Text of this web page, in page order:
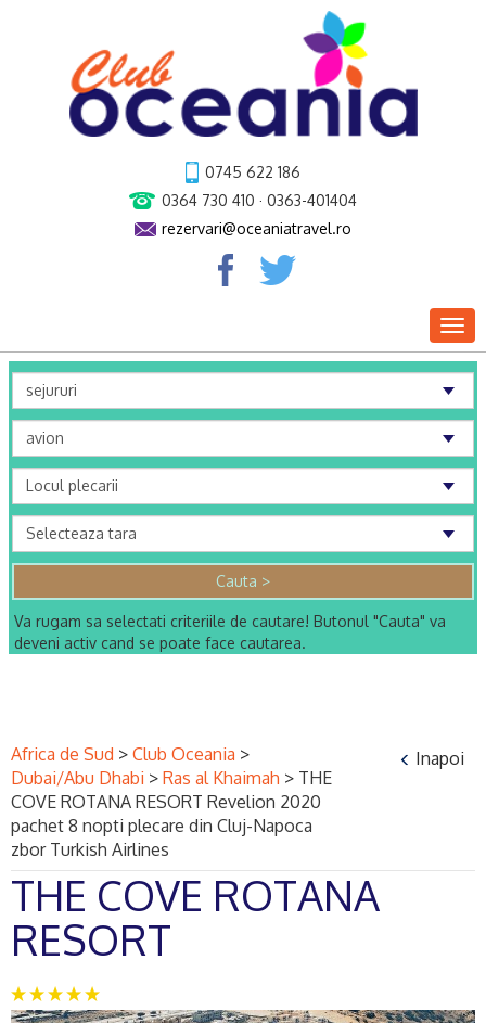
0745 622 186
0364 730 410 · 0363-401404
rezervari@oceaniatravel.ro
Va rugam sa selectati criteriile de cautare! Butonul "Cauta" va
deveni activ cand se poate face cautarea.
Africa de Sud > Club Oceania >
Dubai/Abu Dhabi > Ras al Khaimah > THE
COVE ROTANA RESORT Revelion 2020
pachet 8 nopti plecare din Cluj-Napoca
zbor Turkish Airlines
Inapoi
THE COVE ROTANA
RESORT